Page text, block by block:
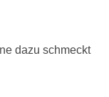
dazu schmeckt